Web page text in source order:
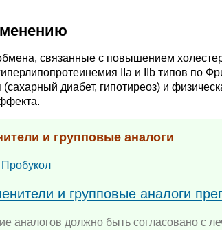
связанные с повышением
IIa и IIb типов по
диабет, гипотиреоз) и
и групповые аналоги
Пробукол
и групповые аналоги
аналогов должно быть согласовано с